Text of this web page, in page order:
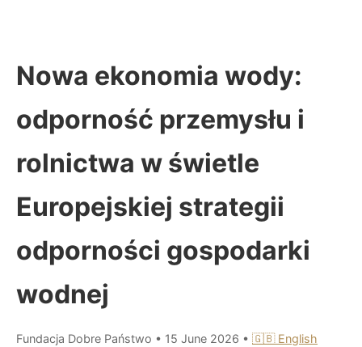
Nowa ekonomia wody:
odporność przemysłu i
rolnictwa w świetle
Europejskiej strategii
odporności gospodarki
wodnej
Fundacja Dobre Państwo • 15 June 2026 • 🇬🇧 English